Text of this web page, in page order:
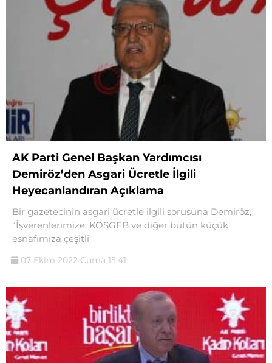
AK Parti Genel Başkan Yardımcısı
Demiröz’den Asgari Ücretle İlgili
Heyecanlandıran Açıklama
Bir gazetecinin asgari ücretle ilgili sorusuna Demiröz,
“İşverenlerimize, KOSGEB ve diğer bütün küçük
esnafımıza çeşitli
07 Ekim 2022 Cuma 15:41